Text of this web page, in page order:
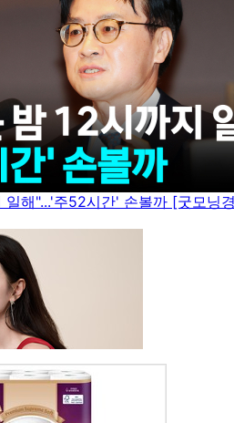
일해"...'주52시간' 손볼까 [굿모닝